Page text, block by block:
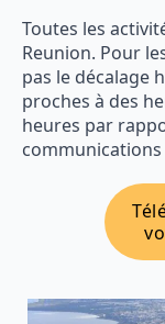
Toutes les
Reunion. Pour
pas le décalage
proches à des
heures par